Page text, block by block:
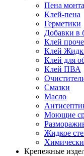
Пена
Клей-пена
Герметики
Добавки в
Клей
Клей
Клей для
Клей ПВА
Смазки
Масло
Моющие
Жидкое
Крепежные